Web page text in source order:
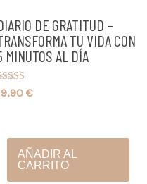
DE GRATITUD –
TU VIDA CON
MINUTOS AL DÍA
con
€
AÑADIR AL
CARRITO